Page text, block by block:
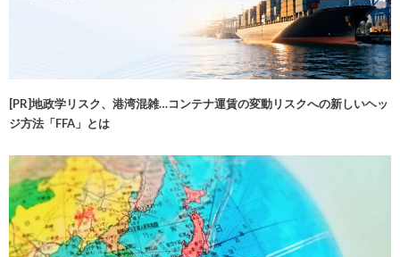
[PR]地政学リスク、港湾混雑…コンテナ運賃の変動リスクへの新しいヘッ
ジ方法「FFA」とは